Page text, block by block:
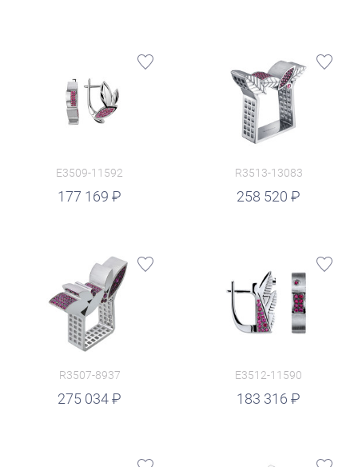
E3509-11592
177 169
R3513-13083
258 520
руб.
R3507-8937
275 034
E3512-11590
183 316
руб.